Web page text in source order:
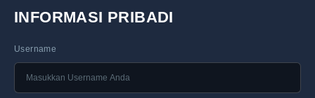
INFORMASI PRIBADI
Username